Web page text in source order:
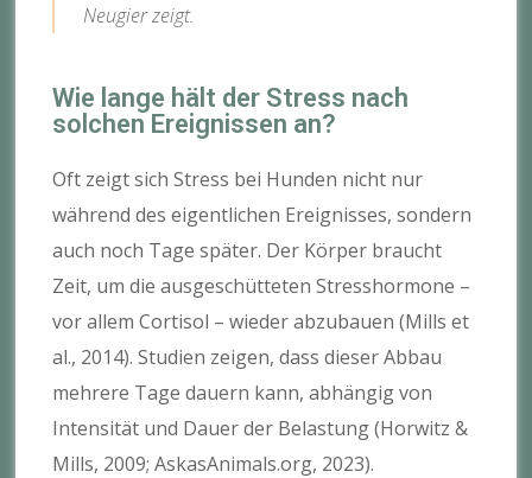
Neugier zeigt.
Wie lange hält der Stress nach
solchen Ereignissen an?
Oft zeigt sich Stress bei Hunden nicht nur
während des eigentlichen Ereignisses, sondern
auch noch Tage später. Der Körper braucht
Zeit, um die ausgeschütteten Stresshormone –
vor allem Cortisol – wieder abzubauen (Mills et
al., 2014). Studien zeigen, dass dieser Abbau
mehrere Tage dauern kann, abhängig von
Intensität und Dauer der Belastung (Horwitz &
Mills, 2009; AskasAnimals.org, 2023).